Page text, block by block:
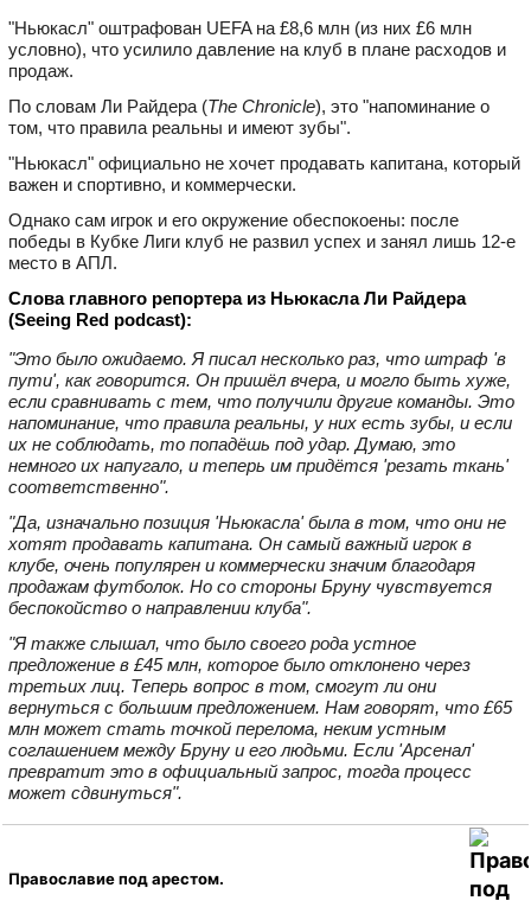
"Ньюкасл" оштрафован UEFA на £8,6 млн (из них £6 млн
условно), что усилило давление на клуб в плане расходов и
продаж.
По словам Ли Райдера (The Chronicle), это "напоминание о
том, что правила реальны и имеют зубы".
"Ньюкасл" официально не хочет продавать капитана, который
важен и спортивно, и коммерчески.
Однако сам игрок и его окружение обеспокоены: после
победы в Кубке Лиги клуб не развил успех и занял лишь 12‑е
место в АПЛ.
Слова главного репортера из Ньюкасла Ли Райдера
(Seeing Red podcast):
"Это было ожидаемо. Я писал несколько раз, что штраф 'в
пути', как говорится. Он пришёл вчера, и могло быть хуже,
если сравнивать с тем, что получили другие команды. Это
напоминание, что правила реальны, у них есть зубы, и если
их не соблюдать, то попадёшь под удар. Думаю, это
немного их напугало, и теперь им придётся 'резать ткань'
соответственно".
"Да, изначально позиция 'Ньюкасла' была в том, что они не
хотят продавать капитана. Он самый важный игрок в
клубе, очень популярен и коммерчески значим благодаря
продажам футболок. Но со стороны Бруну чувствуется
беспокойство о направлении клуба".
"Я также слышал, что было своего рода устное
предложение в £45 млн, которое было отклонено через
третьих лиц. Теперь вопрос в том, смогут ли они
вернуться с большим предложением. Нам говорят, что £65
млн может стать точкой перелома, неким устным
соглашением между Бруну и его людьми. Если 'Арсенал'
превратит это в официальный запрос, тогда процесс
может сдвинуться".
Православие под арестом.